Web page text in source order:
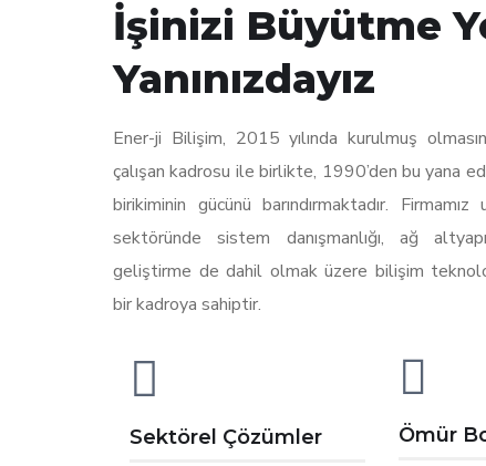
İşinizi Büyütme
Yanınızdayız
Ener-ji Bilişim, 2015 yılında kurulmuş
çalışan kadrosu ile birlikte, 1990’den bu yana
birikiminin gücünü barındırmaktadır.
sektöründe sistem danışmanlığı, ağ
geliştirme de dahil olmak üzere bilişim
bir kadroya sahiptir.
Sektörel Çözümler
Ömür